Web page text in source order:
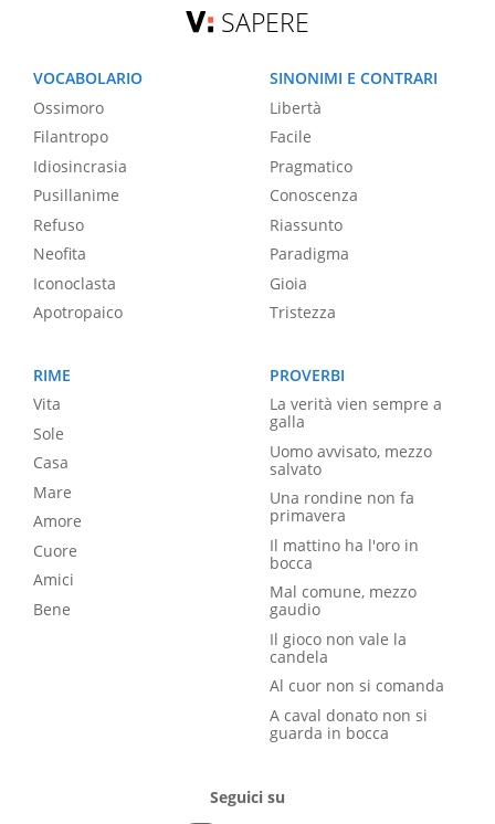
SAPERE
VOCABOLARIO
Ossimoro
Filantropo
Idiosincrasia
Pusillanime
Refuso
Neofita
Iconoclasta
Apotropaico
SINONIMI E CONTRARI
Libertà
Facile
Pragmatico
Conoscenza
Riassunto
Paradigma
Gioia
Tristezza
RIME
Vita
Sole
Casa
Mare
Amore
Cuore
Amici
Bene
PROVERBI
La verità vien sempre a
galla
Uomo avvisato, mezzo
salvato
Una rondine non fa
primavera
Il mattino ha l'oro in
bocca
Mal comune, mezzo
gaudio
Il gioco non vale la
candela
Al cuor non si comanda
A caval donato non si
guarda in bocca
Seguici su